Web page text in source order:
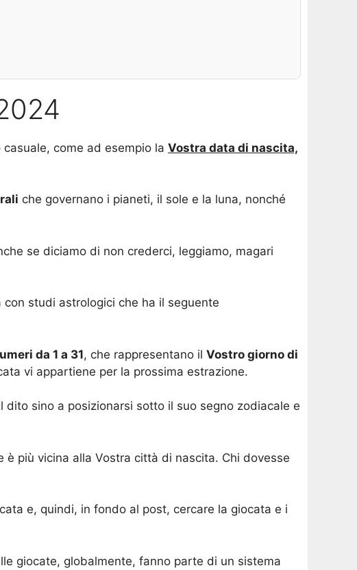
come ad esempio la Vostra data di nascita,
che governano i pianeti, il sole e la luna, nonché
se diciamo di non crederci, leggiamo, magari
con studi astrologici che ha il seguente
da 1 a 31, che rappresentano il Vostro giorno di
vi appartiene per la prossima estrazione.
sino a posizionarsi sotto il suo segno zodiacale e
più vicina alla Vostra città di nascita. Chi dovesse
e, quindi, in fondo al post, cercare la giocata e i
giocate, globalmente, fanno parte di un sistema